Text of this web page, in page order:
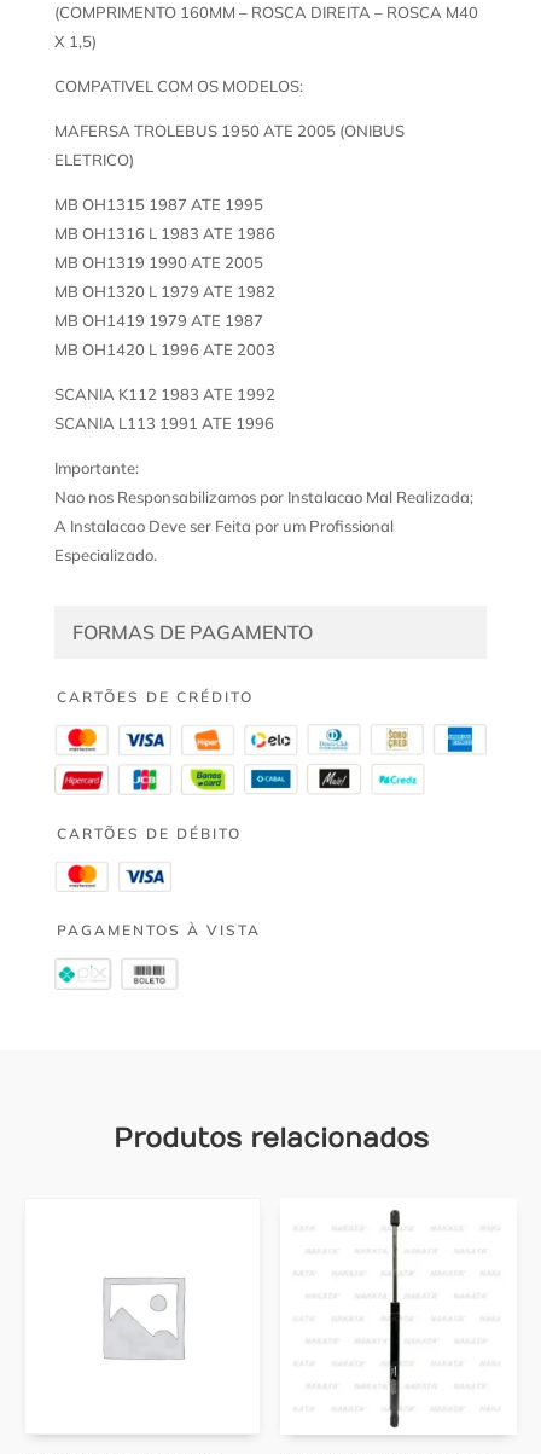
(COMPRIMENTO 160MM – ROSCA DIREITA – ROSCA M40
X 1,5)
COMPATIVEL COM OS MODELOS:
MAFERSA TROLEBUS 1950 ATE 2005 (ONIBUS
ELETRICO)
MB OH1315 1987 ATE 1995
MB OH1316 L 1983 ATE 1986
MB OH1319 1990 ATE 2005
MB OH1320 L 1979 ATE 1982
MB OH1419 1979 ATE 1987
MB OH1420 L 1996 ATE 2003
SCANIA K112 1983 ATE 1992
SCANIA L113 1991 ATE 1996
Importante:
Nao nos Responsabilizamos por Instalacao Mal Realizada;
A Instalacao Deve ser Feita por um Profissional
Especializado.
FORMAS DE PAGAMENTO
CARTÕES DE CRÉDITO
CARTÕES DE DÉBITO
PAGAMENTOS À VISTA
Produtos relacionados